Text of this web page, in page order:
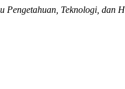
Pengetahuan, Teknologi, dan